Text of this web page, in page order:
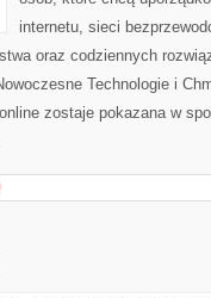
internetu, sieci
oraz codziennych
Technologie i
zostaje pokazana w